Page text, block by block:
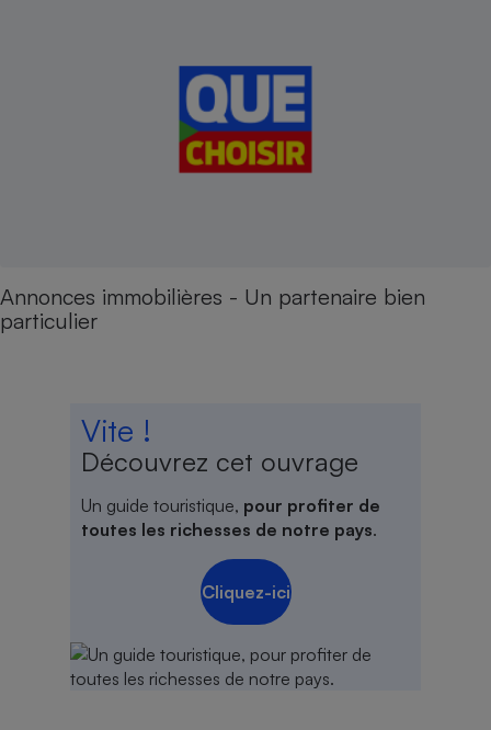
Annonces immobilières - Un partenaire bien
particulier
Vite !
Découvrez cet ouvrage
Un guide touristique, pour profiter de
toutes les richesses de notre pays.
Cliquez-ici